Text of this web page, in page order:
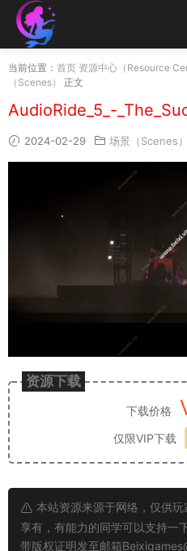
当前位置： 首页 资源中心（Resource
（Scenes）
正文
AudioRide_5_-
2024-02-29 场景（Scenes）
资源下载
下载价格
仅限VIP下载
本站资源来源于网络，仅供
享有，有能力的同学可以支持一
带版权证明发至邮箱